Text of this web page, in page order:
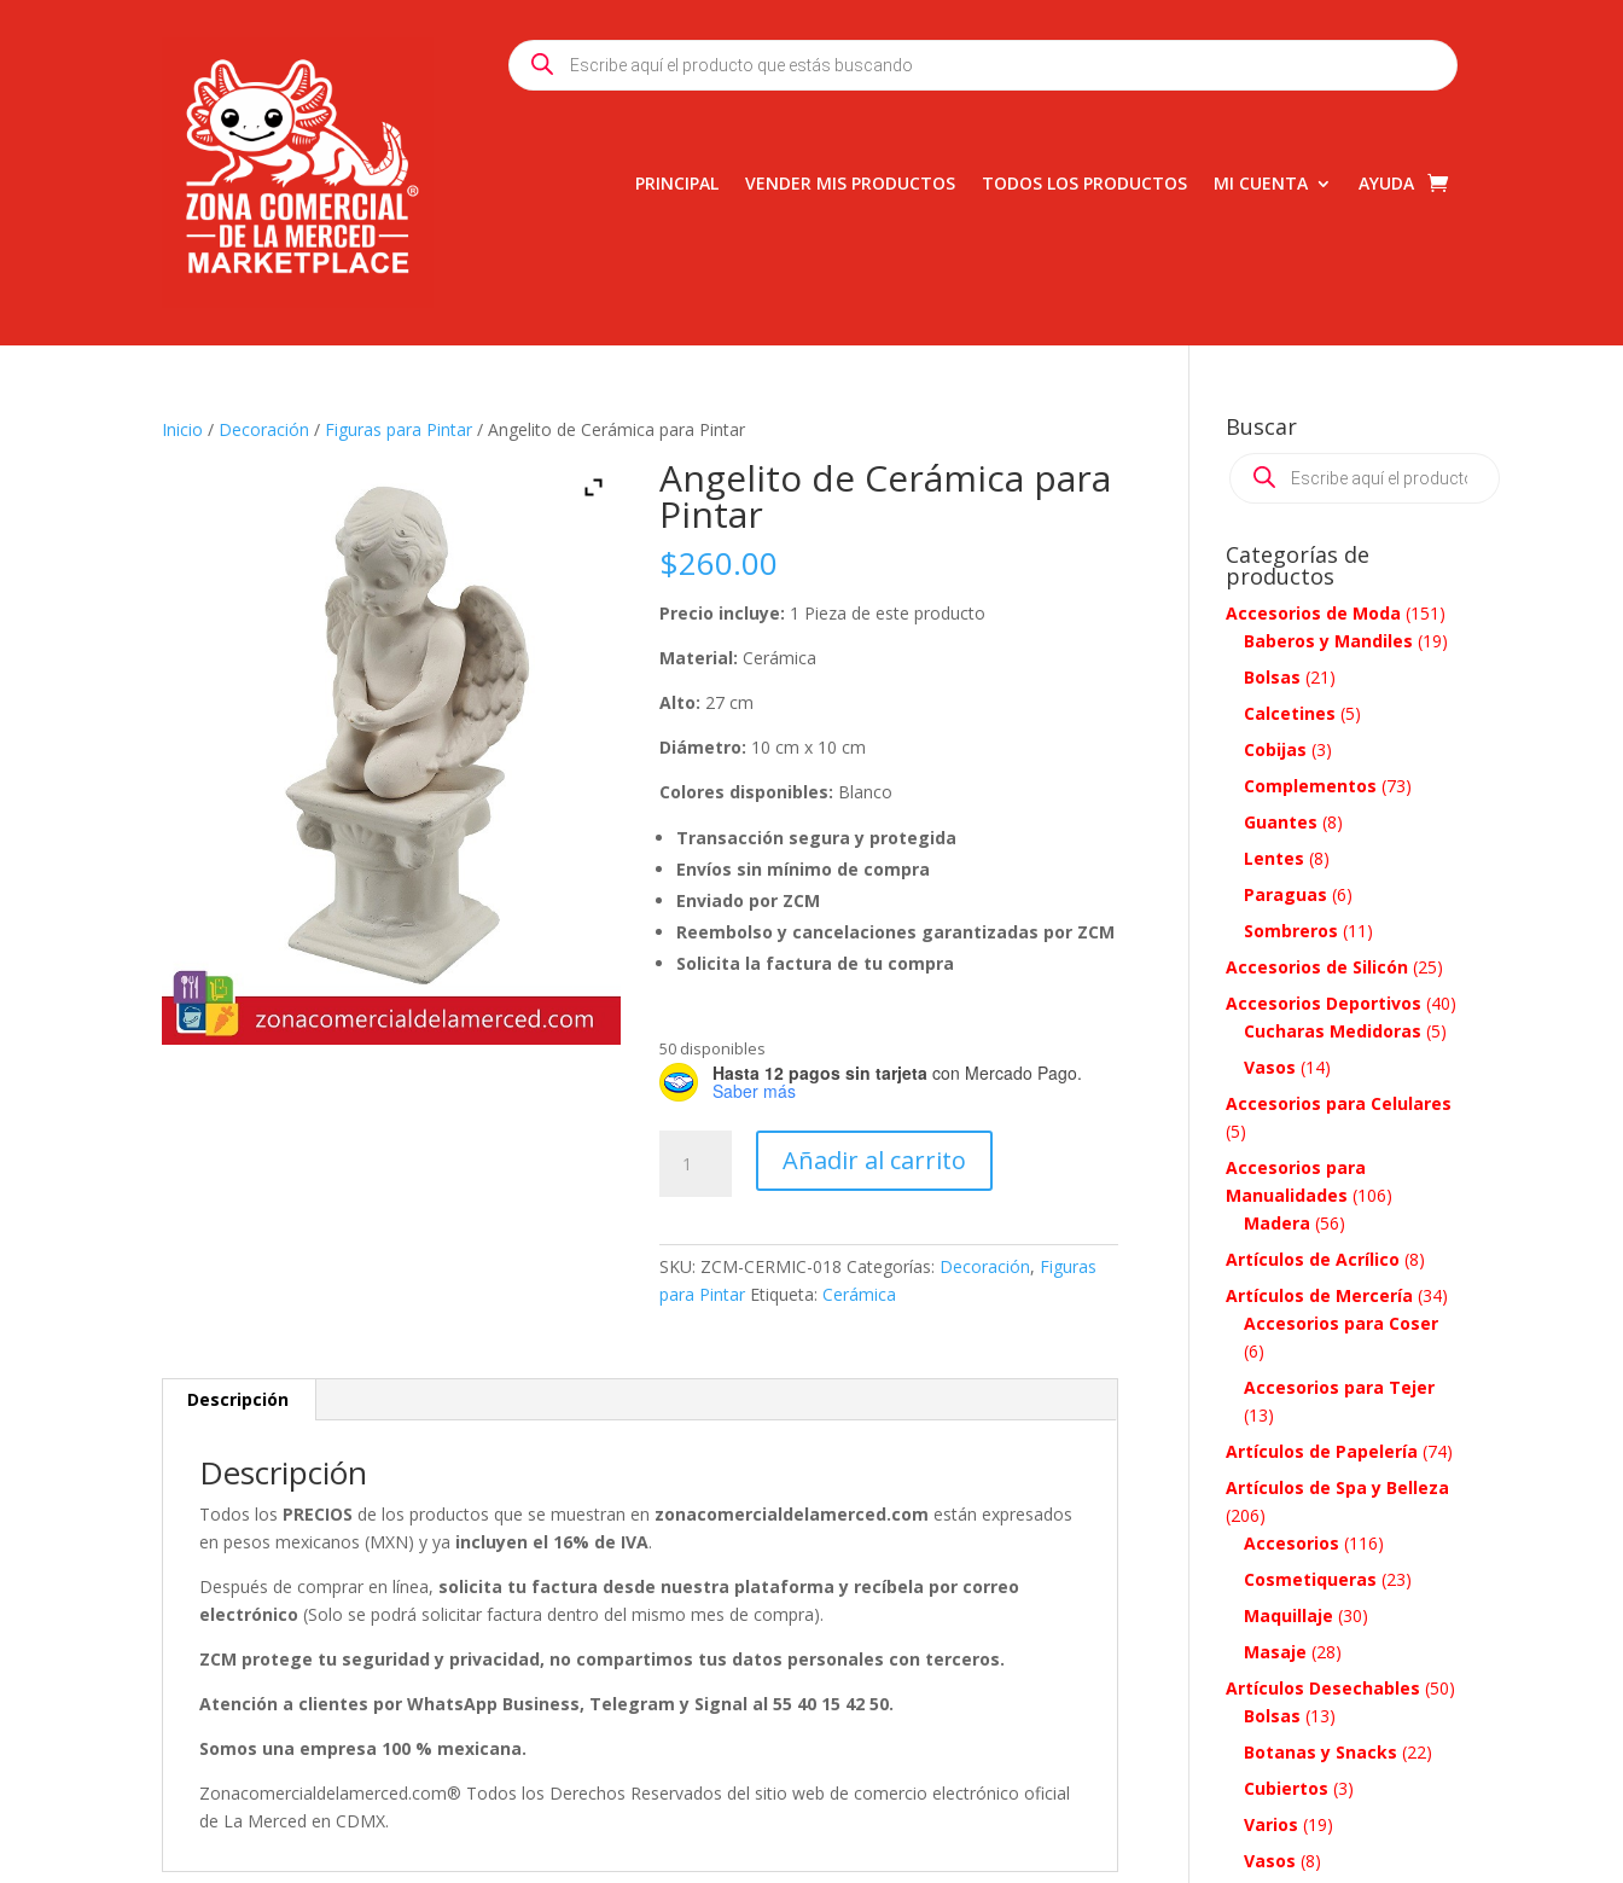
Products
search
PRINCIPAL VENDER MIS PRODUCTOS TODOS LOS PRODUCTOS MI CUENTA AYUDA
Inicio / Decoración / Figuras para Pintar / Angelito de Cerámica para Pintar
Angelito de Cerámica para
Pintar
$260.00
Precio incluye: 1 Pieza de este producto
Material: Cerámica
Alto: 27 cm
Diámetro: 10 cm x 10 cm
Colores disponibles: Blanco
Transacción segura y protegida
Envíos sin mínimo de compra
Enviado por ZCM
Reembolso y cancelaciones garantizadas por ZCM
Solicita la factura de tu compra
50 disponibles
Hasta 12 pagos sin tarjeta con Mercado Pago.
Saber más
Añadir al carrito
SKU: ZCM-CERMIC-018 Categorías: Decoración, Figuras
para Pintar Etiqueta:Cerámica
Descripción
Descripción
Todos los PRECIOS de los productos que se muestran en zonacomercialdelamerced.com están expresados
en pesos mexicanos (MXN) y ya incluyen el 16% de IVA.
Después de comprar en línea, solicita tu factura desde nuestra plataforma y recíbela por correo
electrónico (Solo se podrá solicitar factura dentro del mismo mes de compra).
ZCM protege tu seguridad y privacidad, no compartimos tus datos personales con terceros.
Atención a clientes por WhatsApp Business, Telegram y Signal al 55 40 15 42 50.
Somos una empresa 100 % mexicana.
Zonacomercialdelamerced.com® Todos los Derechos Reservados del sitio web de comercio electrónico oficial
de La Merced en CDMX.
Buscar
Products
search
Categorías de
productos
Accesorios de Moda (151)
Baberos y Mandiles (19)
Bolsas (21)
Calcetines (5)
Cobijas (3)
Complementos (73)
Guantes (8)
Lentes (8)
Paraguas (6)
Sombreros (11)
Accesorios de Silicón (25)
Accesorios Deportivos (40)
Cucharas Medidoras (5)
Vasos (14)
Accesorios para Celulares
(5)
Accesorios para
Manualidades (106)
Madera (56)
Artículos de Acrílico (8)
Artículos de Mercería (34)
Accesorios para Coser
(6)
Accesorios para Tejer
(13)
Artículos de Papelería (74)
Artículos de Spa y Belleza
(206)
Accesorios (116)
Cosmetiqueras (23)
Maquillaje (30)
Masaje (28)
Artículos Desechables (50)
Bolsas (13)
Botanas y Snacks (22)
Cubiertos (3)
Varios (19)
Vasos (8)